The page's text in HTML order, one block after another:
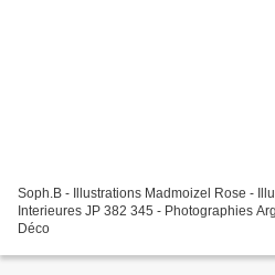
Soph.B - Illustrations Madmoizel Rose -
Interieures JP 382 345 - Photographies
Déco